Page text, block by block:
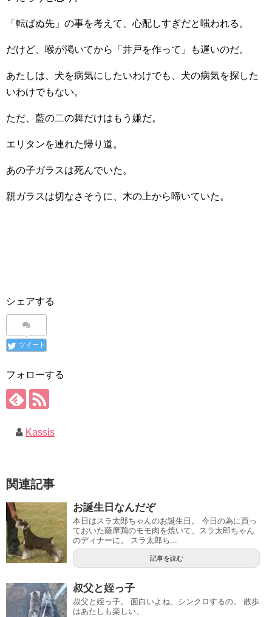
「転ばぬ先」の事を考えて、心配しすぎだと嗤われる。
だけど、喉が渇いてから「井戸を作って」も遅いのだ。
あたしは、犬を病気にしたいわけでも、犬の病気を探した
いわけでもない。
ただ、藍の二の舞だけはもう嫌だ。
エリタンを連れた帰り道。
あの子ガラスは死んでいた。
親ガラスは切なさそうに、木の上から啼いていた。
シェアする
ツイート
フォローする
Kassis
関連記事
お誕生日なんだぞ
本日はスラ太郎ちゃんのお誕生日。 今日の為に買っ
ておいた薩摩鶏のモモ肉を焼いて、スラ太郎ちゃん
のディナーに。 スラ太郎ち...
記事を読む
叔父と姪っ子
叔父と姪っ子。 面白いよね、シンクロするの。 散歩
はあたしも楽しい。